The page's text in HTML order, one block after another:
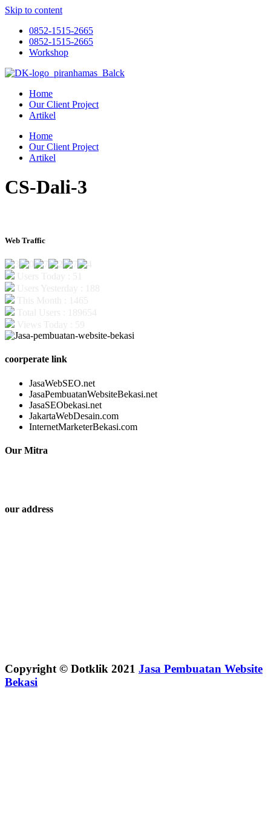
Skip to content
0852-1515-2665
0852-1515-2665
Workshop
Home
Our Client Project
Artikel
Home
Our Client Project
Artikel
CS-Dali-3
Web Traffic
coorperate link
JasaWebSEO.net
JasaPembuatanWebsiteBekasi.net
JasaSEObekasi.net
JakartaWebDesain.com
InternetMarketerBekasi.com
Our Mitra
our address
Copyright © Dotklik 2021 Jasa Pembuatan Website
Bekasi